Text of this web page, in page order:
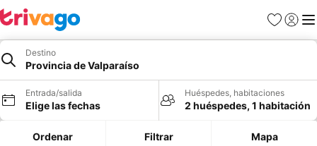
Favoritos
Iniciar
Destino
Provincia de Valparaíso
Entrada/salida
Elige las fechas
Huéspedes, habitaciones
2 huéspedes, 1 habitación
Ordenar Filtrar Mapa